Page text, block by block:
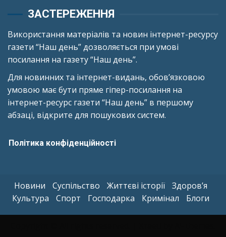
ЗАСТЕРЕЖЕННЯ
Використання матеріалів та новин інтернет-ресурсу
газети “Наш день” дозволяється при умові
посилання на газету “Наш день”.
Для новинних та інтернет-видань, обов’язковою
умовою має бути пряме гіпер-посилання на
інтернет-ресурс газети “Наш день” в першому
абзаці, відкрите для пошукових систем.
Політика конфіденційності
Новини Суспільство Життєві історії
Здоров’я
Культура
Спорт Господарка Кримінал Блоги